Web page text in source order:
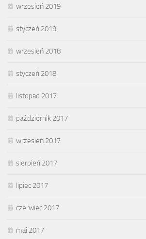
wrzesień 2019
styczeń 2019
wrzesień 2018
styczeń 2018
listopad 2017
październik 2017
wrzesień 2017
sierpień 2017
lipiec 2017
czerwiec 2017
maj 2017